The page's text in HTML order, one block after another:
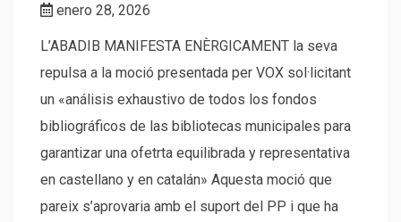
enero 28, 2026
L’ABADIB MANIFESTA ENÈRGICAMENT la seva
repulsa a la moció presentada per VOX sol·licitant
un «análisis exhaustivo de todos los fondos
bibliográficos de las bibliotecas municipales para
garantizar una ofetrta equilibrada y representativa
en castellano y en catalán» Aquesta moció que
pareix s’aprovaria amb el suport del PP i que ha